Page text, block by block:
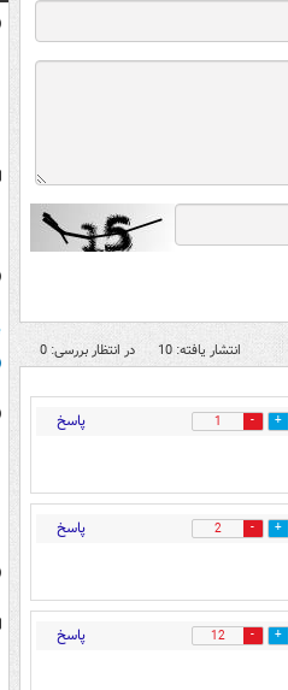
انتشار یافته: 10 در انتظار بررسی: 0
1 پاسخ
2 پاسخ
12 پاسخ